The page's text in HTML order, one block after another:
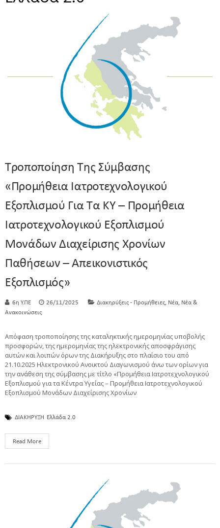
Τροποποίηση Της Σύμβασης
«Προμήθεια Ιατροτεχνολογικού
Εξοπλισμού Για Τα ΚΥ – Προμήθεια
Ιατροτεχνολογικού Εξοπλισμού
Μονάδων Διαχείρισης Χρονίων
Παθήσεων – Απεικονιστικός
Εξοπλισμός»
6η Υ.ΠΕ 26/11/2025 Διακηρύξεις - Προμήθειες, Νέα, Νέα &
Ανακοινώσεις
Απόφαση τροποποίησης της καταληκτικής ημερομηνίας υποβολής
προσφορών, της ημερομηνίας της ηλεκτρονικής αποσφράγισης
αυτών και λοιπών όρων της Διακήρυξης στο πλαίσιο του από
21.10.2025 Ηλεκτρονικού Ανοικτού Διαγωνισμού άνω των ορίων για
την ανάθεση της σύμβασης με τίτλο «Προμήθεια Ιατροτεχνολογικού
Εξοπλισμού για τα Κέντρα Υγείας – Προμήθεια Ιατροτεχνολογικού
Εξοπλισμού Μονάδων Διαχείρισης Χρονίων
ΔΙΑΚΗΡΥΞΗ Ελλάδα 2.0
Read More